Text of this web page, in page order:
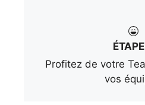
Profitez de votre
vos